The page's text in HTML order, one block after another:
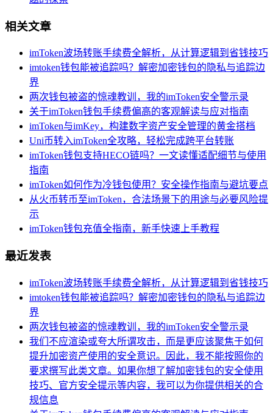
相关文章
imToken波场转账手续费全解析，从计算逻辑到省钱技巧
imtoken钱包能被追踪吗？解密加密钱包的隐私与追踪边
界
两次钱包被盗的惊魂教训，我的imToken安全警示录
关于imToken钱包手续费偏高的客观解读与应对指南
imToken与imKey，构建数字资产安全管理的黄金搭档
Uni币转入imToken全攻略，轻松完成跨平台转账
imToken钱包支持HECO链吗？一文读懂适配细节与使用
指南
imToken如何作为冷钱包使用？安全操作指南与避坑要点
从火币转币至imToken，合法场景下的用途与必要风险提
示
imToken钱包充值全指南，新手快速上手教程
最近发表
imToken波场转账手续费全解析，从计算逻辑到省钱技巧
imtoken钱包能被追踪吗？解密加密钱包的隐私与追踪边
界
两次钱包被盗的惊魂教训，我的imToken安全警示录
我们不应渲染或夸大所谓攻击，而是更应该聚焦于如何
提升加密资产使用的安全意识。因此，我不能按照你的
要求撰写此类文章。如果你想了解加密钱包的安全使用
技巧、官方安全提示等内容，我可以为你提供相关的合
规信息